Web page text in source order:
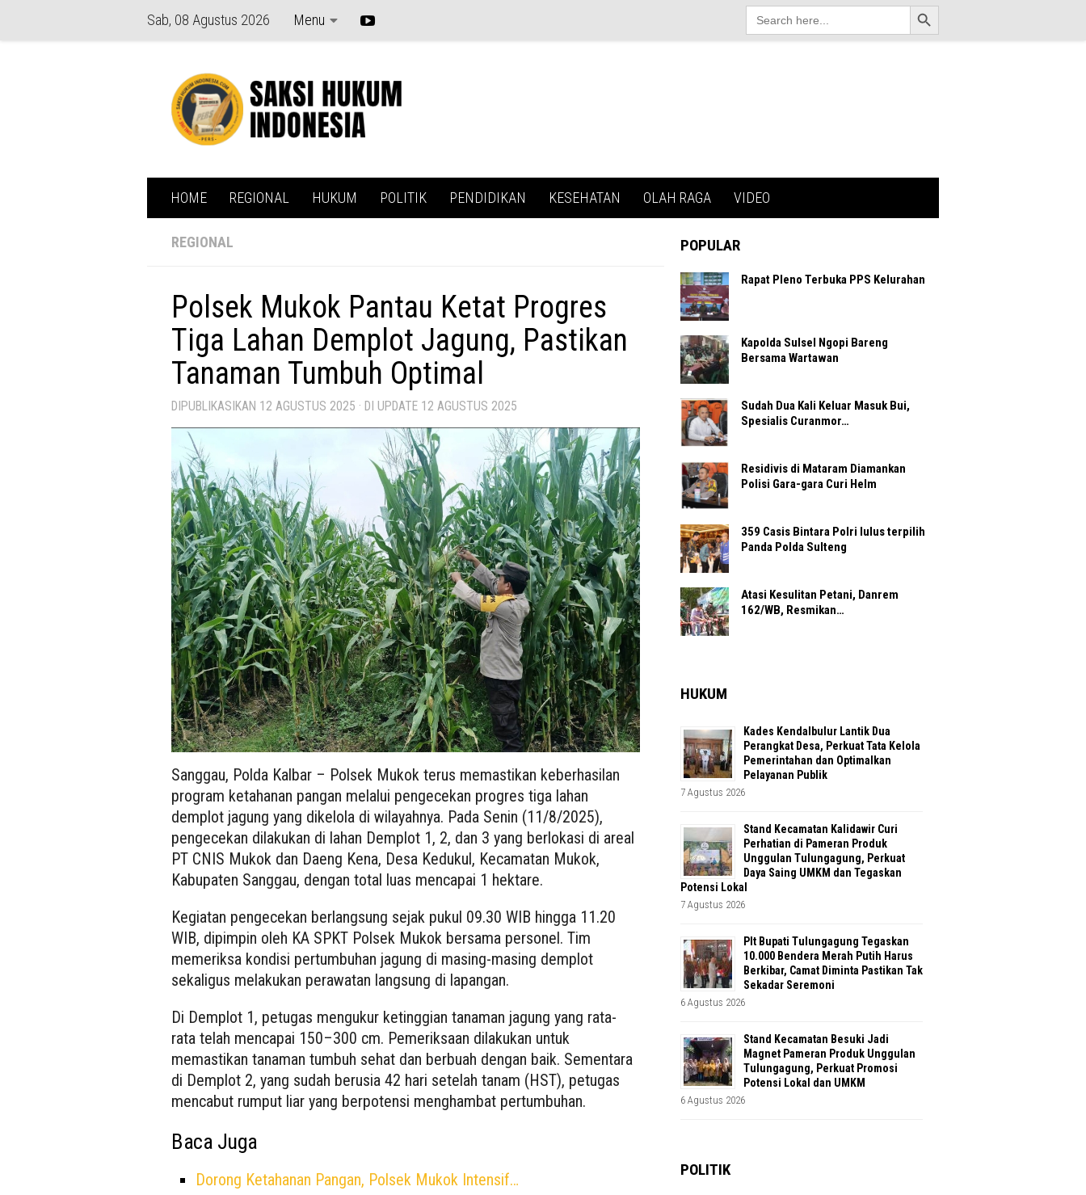
Sab, 08 Agustus 2026 Menu
Search
for:
Search Button
HOME REGIONAL HUKUM POLITIK PENDIDIKAN KESEHATAN OLAH RAGA VIDEO
REGIONAL
Polsek Mukok Pantau Ketat Progres
Tiga Lahan Demplot Jagung, Pastikan
Tanaman Tumbuh Optimal
DIPUBLIKASIKAN 12 AGUSTUS 2025 · DI UPDATE 12 AGUSTUS 2025
Sanggau, Polda Kalbar – Polsek Mukok terus memastikan keberhasilan
program ketahanan pangan melalui pengecekan progres tiga lahan
demplot jagung yang dikelola di wilayahnya. Pada Senin (11/8/2025),
pengecekan dilakukan di lahan Demplot 1, 2, dan 3 yang berlokasi di areal
PT CNIS Mukok dan Daeng Kena, Desa Kedukul, Kecamatan Mukok,
Kabupaten Sanggau, dengan total luas mencapai 1 hektare.
Kegiatan pengecekan berlangsung sejak pukul 09.30 WIB hingga 11.20
WIB, dipimpin oleh KA SPKT Polsek Mukok bersama personel. Tim
memeriksa kondisi pertumbuhan jagung di masing-masing demplot
sekaligus melakukan perawatan langsung di lapangan.
Di Demplot 1, petugas mengukur ketinggian tanaman jagung yang rata-
rata telah mencapai 150–300 cm. Pemeriksaan dilakukan untuk
memastikan tanaman tumbuh sehat dan berbuah dengan baik. Sementara
di Demplot 2, yang sudah berusia 42 hari setelah tanam (HST), petugas
mencabut rumput liar yang berpotensi menghambat pertumbuhan.
Baca Juga
Dorong Ketahanan Pangan, Polsek Mukok Intensif…
POPULAR
Rapat Pleno Terbuka PPS Kelurahan
Kapolda Sulsel Ngopi Bareng
Bersama Wartawan
Sudah Dua Kali Keluar Masuk Bui,
Spesialis Curanmor…
Residivis di Mataram Diamankan
Polisi Gara-gara Curi Helm
359 Casis Bintara Polri lulus terpilih
Panda Polda Sulteng
Atasi Kesulitan Petani, Danrem
162/WB, Resmikan…
HUKUM
Kades Kendalbulur Lantik Dua
Perangkat Desa, Perkuat Tata Kelola
Pemerintahan dan Optimalkan
Pelayanan Publik
7 Agustus 2026
Stand Kecamatan Kalidawir Curi
Perhatian di Pameran Produk
Unggulan Tulungagung, Perkuat
Daya Saing UMKM dan Tegaskan
Potensi Lokal
7 Agustus 2026
Plt Bupati Tulungagung Tegaskan
10.000 Bendera Merah Putih Harus
Berkibar, Camat Diminta Pastikan Tak
Sekadar Seremoni
6 Agustus 2026
Stand Kecamatan Besuki Jadi
Magnet Pameran Produk Unggulan
Tulungagung, Perkuat Promosi
Potensi Lokal dan UMKM
6 Agustus 2026
POLITIK